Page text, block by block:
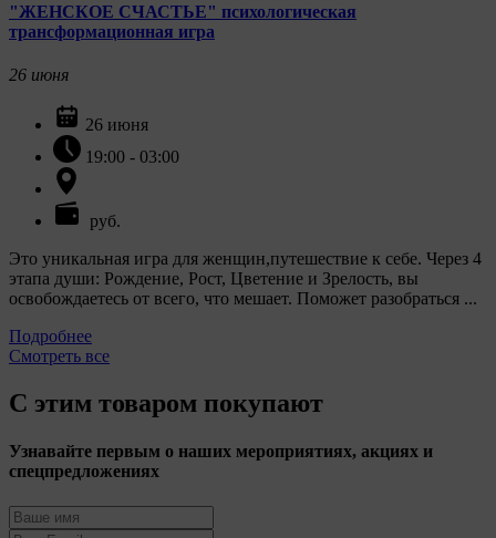
"ЖЕНСКОЕ СЧАСТЬЕ" психологическая
трансформационная игра
26 июня
26 июня
19:00 - 03:00
руб.
Это уникальная игра для женщин,путешествие к себе. Через 4
этапа души: Рождение, Рост, Цветение и Зрелость, вы
освобождаетесь от всего, что мешает. Поможет разобраться ...
Подробнее
Смотреть все
С этим товаром покупают
Узнавайте первым о наших мероприятиях, акциях и
спецпредложениях